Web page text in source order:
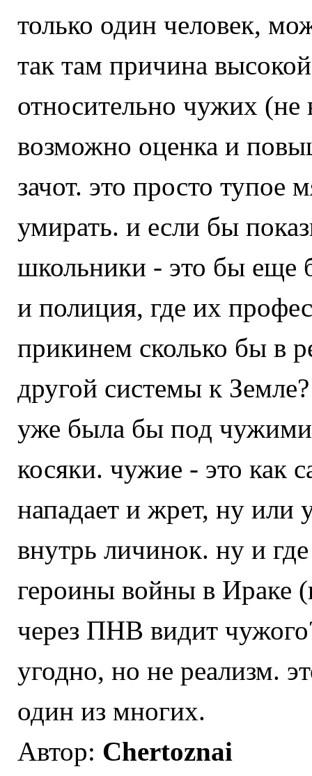
только один человек,
так там причина
относительно чужих (не
возможно оценка и
зачот. это просто
умирать. и если бы
школьники - это бы еще
и полиция, где их
прикинем сколько бы в
другой системы к
уже была бы под
косяки. чужие - это как
нападает и жрет, ну или
внутрь личинок. ну и
героины войны в Ираке
через ПНВ видит
угодно, но не реализм.
один из многих.
Автор: Chertoznai